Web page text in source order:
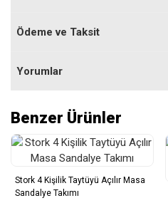
Ödeme ve Taksit
Yorumlar
Benzer Ürünler
Stork 4 Kişilik Taytüyü Açılır Masa
Sandalye Takımı